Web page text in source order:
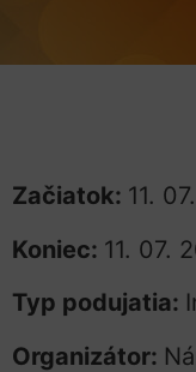
Začiatok: 11.
Koniec: 11. 07.
Typ podujatia:
Organizátor: